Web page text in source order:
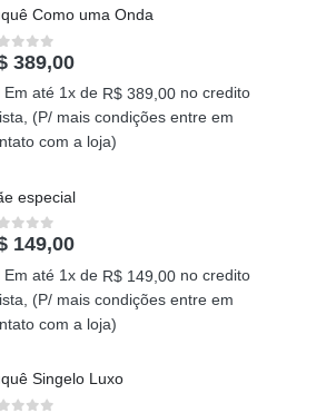
Como uma Onda
of 5
389,00
Em até 1x de R$389,00no credito
(P/ mais condições entre em
com a loja)
especial
of 5
149,00
Em até 1x de R$149,00no credito
(P/ mais condições entre em
com a loja)
Singelo Luxo